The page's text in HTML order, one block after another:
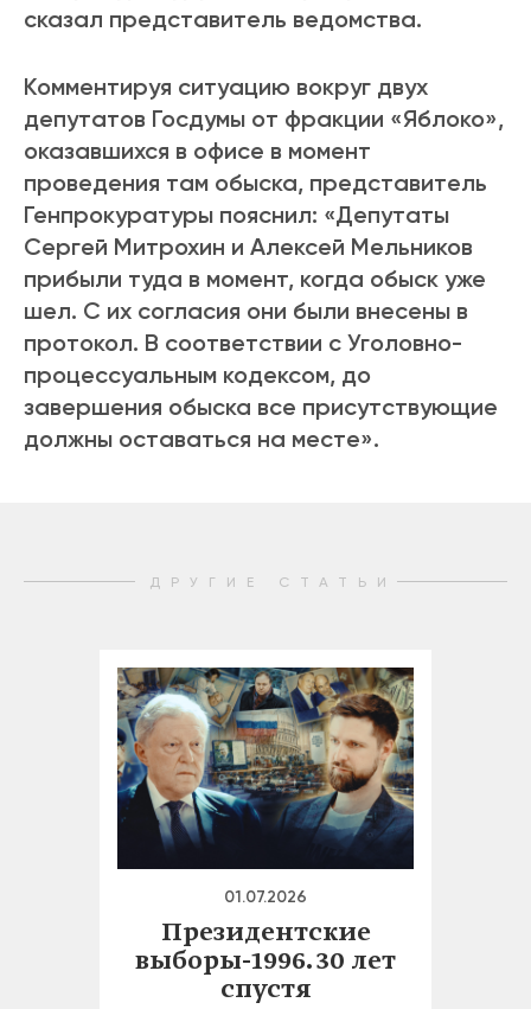
сказал представитель ведомства.
Комментируя ситуацию вокруг двух
депутатов Госдумы от фракции «Яблоко»,
оказавшихся в офисе в момент
проведения там обыска, представитель
Генпрокуратуры пояснил: «Депутаты
Сергей Митрохин и Алексей Мельников
прибыли туда в момент, когда обыск уже
шел. С их согласия они были внесены в
протокол. В соответствии с Уголовно-
процессуальным кодексом, до
завершения обыска все присутствующие
должны оставаться на месте».
ДРУГИЕ СТАТЬИ
01.07.2026
Президентские
выборы-1996. 30 лет
спустя